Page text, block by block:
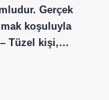
Gerçek
koşuluyla
Tüzel kişi,…